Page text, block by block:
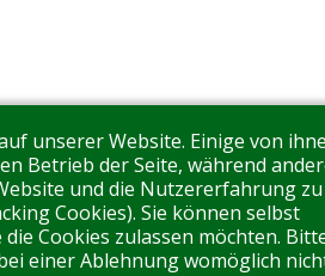
unserer Website. Einige von
Betrieb der Seite, während
und die Nutzererfahrung zu
Cookies). Sie können selbst
die Cookies zulassen möchten.
einer Ablehnung womöglich